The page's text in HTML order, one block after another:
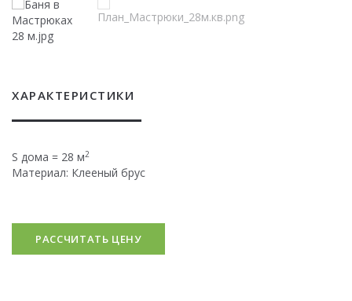
ХАРАКТЕРИСТИКИ
S дома = 28 м2
Материал: Клееный брус
РАССЧИТАТЬ ЦЕНУ